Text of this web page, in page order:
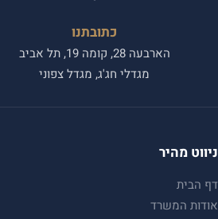
כתובתנו
הארבעה 28, קומה 19, תל אביב
מגדלי חג'ג, מגדל צפוני
ניווט מהיר
דף הבית
אודות המשרד